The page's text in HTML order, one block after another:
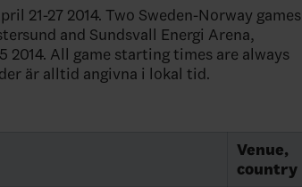
21-27 2014. Two Sweden-Norway games
and Sundsvall Energi Arena,
2014. All game starting times are always
är alltid angivna i lokal tid.
Venue,
country